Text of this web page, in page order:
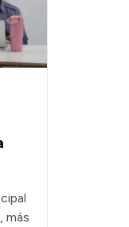
más